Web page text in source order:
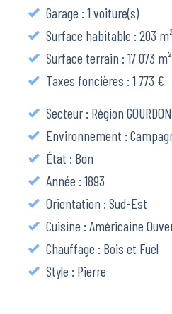
Garage : 1 voiture(s)
Surface habitable : 203 m²
Surface terrain : 17 073 m²
Taxes foncières : 1 773 €
Secteur : Région GOURDON
Environnement :
État : Bon
Année : 1893
Orientation : Sud-Est
Cuisine : Américaine
Chauffage : Bois et Fuel
Style : Pierre